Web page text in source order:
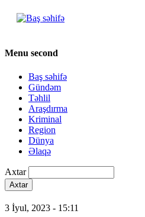
Menu second
Baş səhifə
Gündəm
Təhlil
Araşdırma
Kriminal
Region
Dünya
Əlaqə
Axtar
3 İyul, 2023 - 15:11